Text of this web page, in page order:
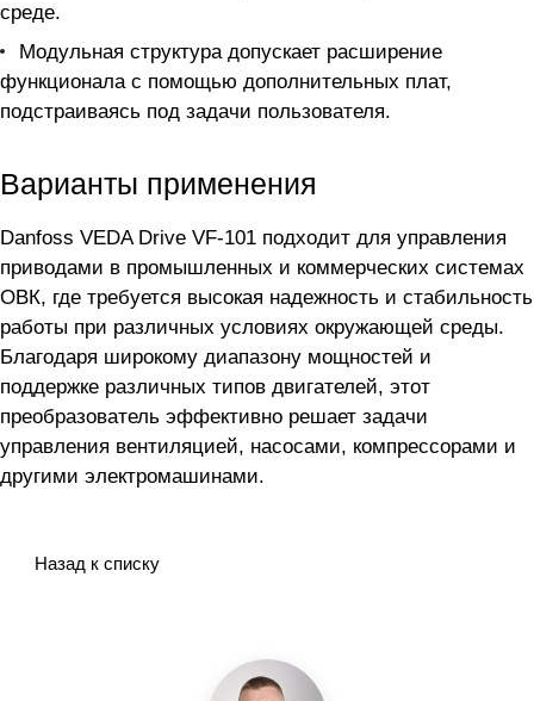
среде.
Модульная структура допускает расширение
функционала с помощью дополнительных плат,
подстраиваясь под задачи пользователя.
Варианты применения
Danfoss VEDA Drive VF-101 подходит для управления
приводами в промышленных и коммерческих системах
ОВК, где требуется высокая надежность и стабильность
работы при различных условиях окружающей среды.
Благодаря широкому диапазону мощностей и
поддержке различных типов двигателей, этот
преобразователь эффективно решает задачи
управления вентиляцией, насосами, компрессорами и
другими электромашинами.
Назад к списку